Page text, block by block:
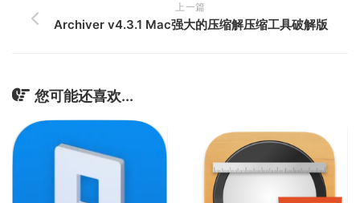
上一篇
Archiver v4.3.1 Mac强大的压缩解压缩工具破解版
您可能还喜欢...